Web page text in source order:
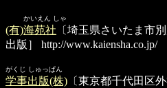
かいえん しゃ
(有)海苑社 〔埼玉県さいたま市
出版］
http://www.kaiensha.co.jp/
がくじ しゅっぱん
学事出版(株) 〔東京都千代田区